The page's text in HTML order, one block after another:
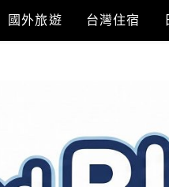
國外旅遊 台灣住宿